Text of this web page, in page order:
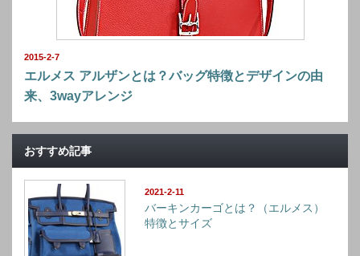
2015-2-7
エルメス アルザンとは？バッグ特徴とデザインの由
来、3wayアレンジ
おすすめ記事
2021-2-11
バーキンカーゴとは？（エルメス）
特徴とサイズ